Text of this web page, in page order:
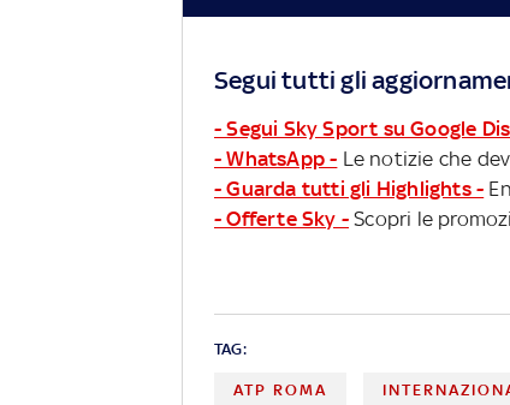
Segui tutti gli
- Segui Sky Sport su Google
- WhatsApp - Le notizie che
- Guarda tutti gli Highlights -
- Offerte Sky - Scopri le
TAG:
ATP ROMA